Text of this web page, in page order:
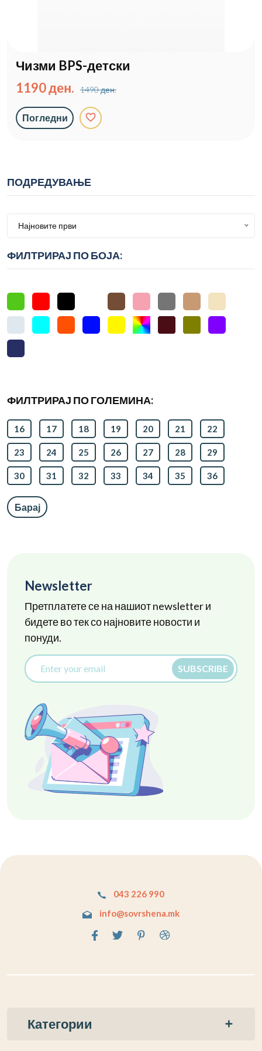
ПОДРЕДУВАЊЕ
Најновите први
ФИЛТРИРАЈ ПО БОЈА:
ФИЛТРИРАЈ ПО ГОЛЕМИНА:
16 17 18 19 20 21 22
23 24 25 26 27 28 29
30 31 32 33 34 35 36
Барај
Чизми BPS-детски
1190 ден.
1490 ден.
Погледни favorite_border
Newsletter
Претплатете се на нашиот newsletter и
бидете во тек со најновите новости и
понуди.
SUBSCRIBE
043 226 990
info@sovrshena.mk
Категории